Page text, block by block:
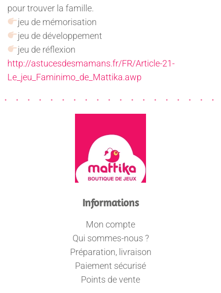
pour trouver la famille.
jeu de mémorisation
jeu de développement
jeu de réflexion
http://astucesdesmamans.fr/FR/Article-21-
Le_jeu_Faminimo_de_Mattika.awp
Informations
Mon compte
Qui sommes-nous ?
Préparation, livraison
Paiement sécurisé
Points de vente